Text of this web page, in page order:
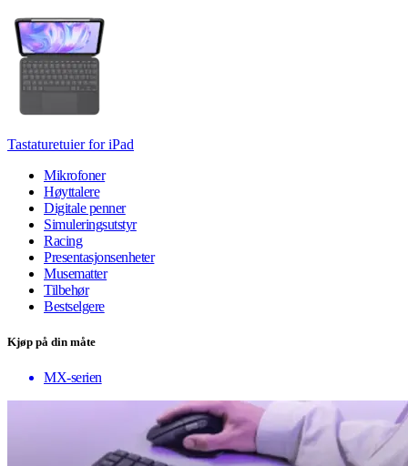
Tastaturetuier for iPad
Mikrofoner
Høyttalere
Digitale penner
Simuleringsutstyr
Racing
Presentasjonsenheter
Musematter
Tilbehør
Bestselgere
Kjøp på din måte
MX-serien